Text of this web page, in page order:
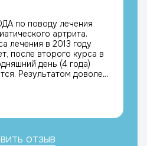
по поводу лечения
артрита.
лечения в 2013 году
после второго курса в
день (4 года)
Результатом доволен,
лечащим врачам
и Кравчику
отзыв